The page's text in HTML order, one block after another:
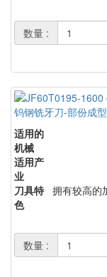
数量 :
钨钢铣牙刀-部份成
适用的
机械
适用产
业
刀具特
色
拥有较高的
数量 :